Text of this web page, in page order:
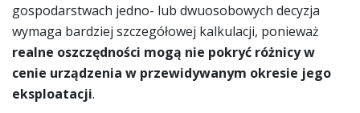
gospodarstwach jedno- lub dwuosobowych decyzja
wymaga bardziej szczegółowej kalkulacji, ponieważ
realne oszczędności mogą nie pokryć różnicy w
cenie urządzenia w przewidywanym okresie jego
eksploatacji.